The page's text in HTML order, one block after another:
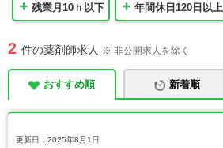
残業月10ｈ以下 年間休日120日以上
2 件の薬剤師求人 ※ 非公開求人を除く
おすすめ順 新着順
更新日：2025年8月1日